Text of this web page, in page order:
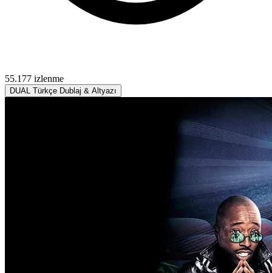
55.177 izlenme
DUAL Türkçe Dublaj & Altyazı